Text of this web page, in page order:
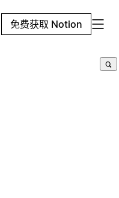
免费获取 Notion